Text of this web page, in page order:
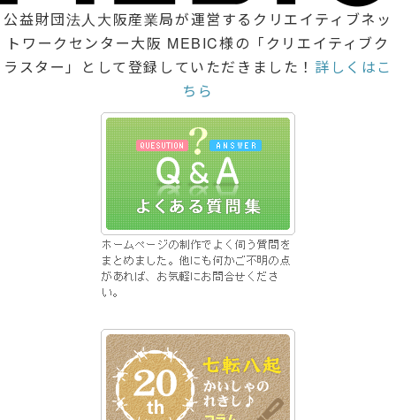
公益財団法人大阪産業局が運営するクリエイティブネッ
トワークセンター大阪 MEBIC様の「クリエイティブク
ラスター」として登録していただきました！ 詳しくはこ
ちら